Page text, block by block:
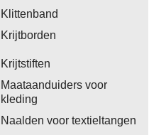
Klittenband
Krijtborden
Krijtstiften
Maataanduiders voor
kleding
Naalden voor textieltangen